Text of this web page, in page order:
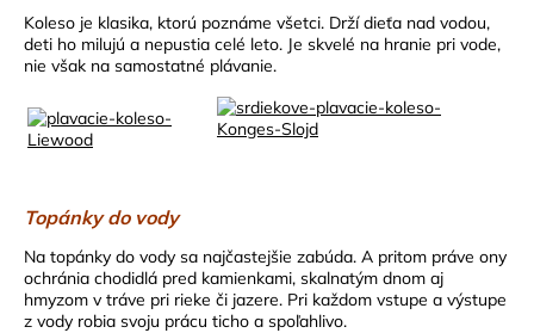
Koleso je klasika, ktorú poznáme všetci. Drží dieťa nad vodou,
deti ho milujú a nepustia celé leto. Je skvelé na hranie pri vode,
nie však na samostatné plávanie.
Topánky do vody
Na topánky do vody sa najčastejšie zabúda. A pritom práve ony
ochránia chodidlá pred kamienkami, skalnatým dnom aj
hmyzom v tráve pri rieke či jazere. Pri každom vstupe a výstupe
z vody robia svoju prácu ticho a spoľahlivo.